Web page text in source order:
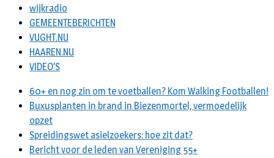
wijkradio
GEMEENTEBERICHTEN
VUGHT.NU
HAAREN.NU
VIDEO’S
60+ en nog zin om te voetballen? Kom Walking Footballen!
Buxusplanten in brand in Biezenmortel, vermoedelijk
opzet
Spreidingswet asielzoekers: hoe zit dat?
Bericht voor de leden van Vereniging 55+